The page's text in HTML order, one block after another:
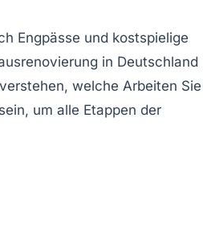
Engpässe und kostspielige
in Deutschland
welche Arbeiten Sie
um alle Etappen der